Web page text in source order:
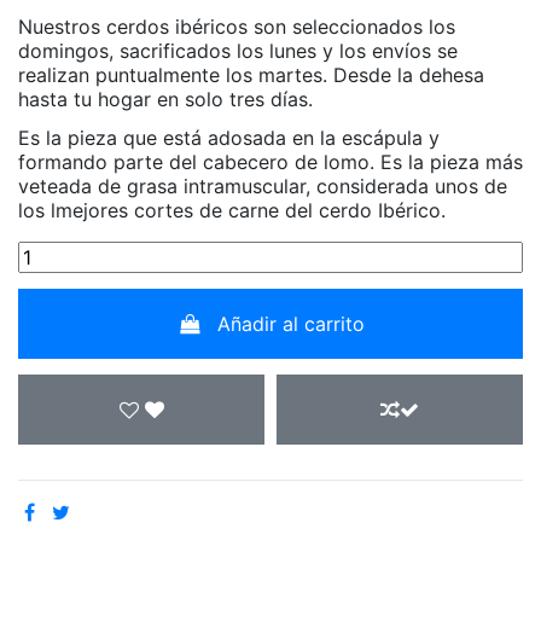
Nuestros cerdos ibéricos son seleccionados los
domingos, sacrificados los lunes y los envíos se
realizan puntualmente los martes. Desde la dehesa
hasta tu hogar en solo tres días.
Es la pieza que está adosada en la escápula y
formando parte del cabecero de lomo. Es la pieza más
veteada de grasa intramuscular, considerada unos de
los lmejores cortes de carne del cerdo Ibérico.
Añadir al carrito